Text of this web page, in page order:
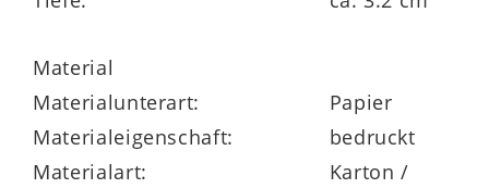
Material
Materialunterart:
Papier
Materialeigenschaft:
bedruckt
Materialart:
Karton /